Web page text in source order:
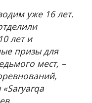
уже 16 лет.
лет и
призы для
мест, –
«Saryarqa